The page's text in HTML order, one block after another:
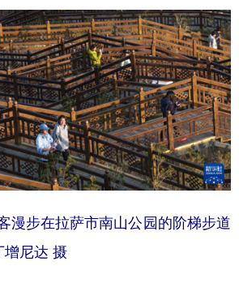
步在拉萨市南山公园的阶梯步道
增尼达 摄